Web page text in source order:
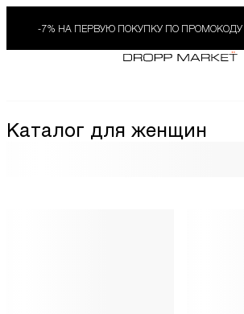
-7% НА ПЕРВУЮ ПОКУПКУ ПО ПРОМОКОДУ
Каталог для женщин